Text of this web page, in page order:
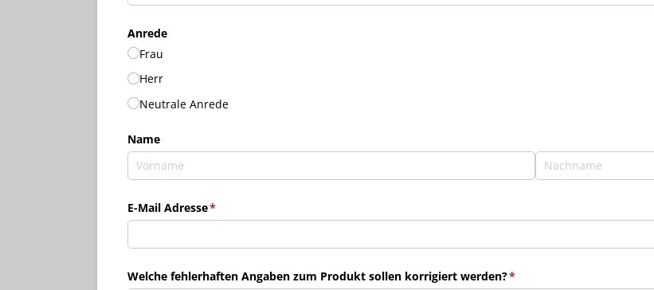
Anrede
Frau
Herr
Neutrale Anrede
Name
E-Mail Adresse*
(erforderlich)
Welche fehlerhaften Angaben zum Produkt sollen korrigiert werden?*
(erforderlich)